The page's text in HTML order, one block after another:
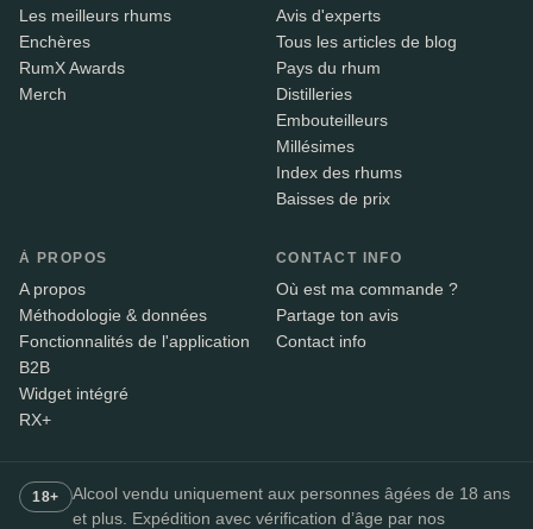
Les meilleurs rhums
Enchères
RumX Awards
Merch
Avis d'experts
Tous les articles de blog
Pays du rhum
Distilleries
Embouteilleurs
Millésimes
Index des rhums
Baisses de prix
À PROPOS
A propos
Méthodologie & données
Fonctionnalités de l'application
B2B
Widget intégré
RX+
CONTACT INFO
Où est ma commande ?
Partage ton avis
Contact info
18+
Alcool vendu uniquement aux personnes âgées de 18 ans
et plus. Expédition avec vérification d’âge par nos